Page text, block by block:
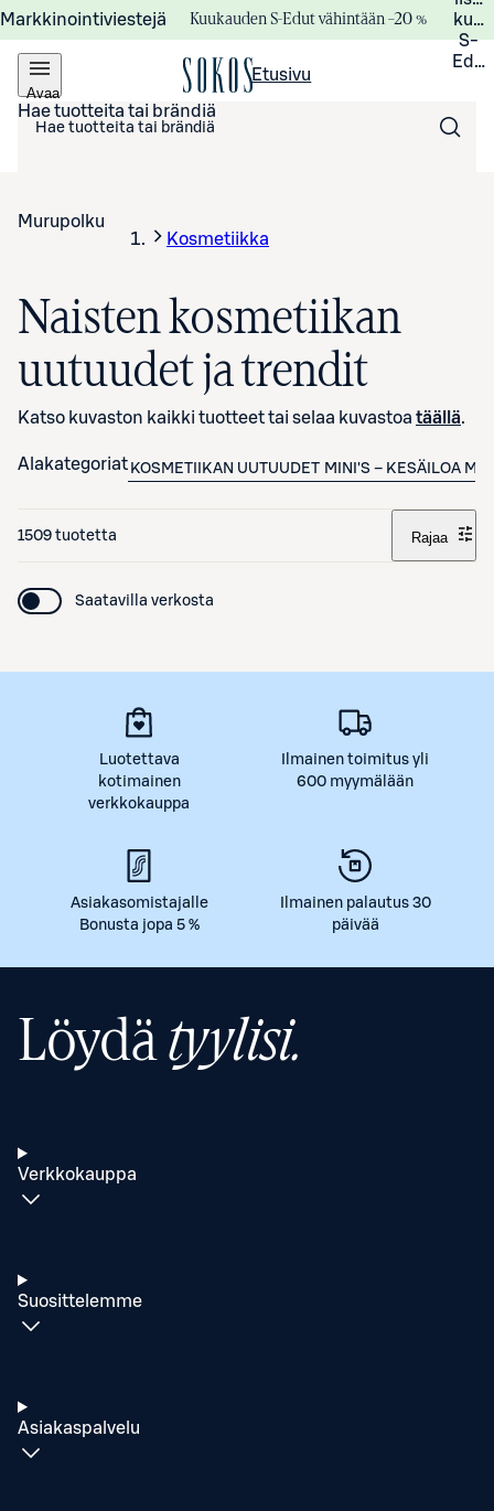
Markkinointiviestejä Kuukauden S-Edut vähintään –20 %
S-
Avaa
valikko
Etusivu
Hae tuotteita tai brändiä
Murupolku
Kosmetiikka
Naisten kosmetiikan
uutuudet ja trendit
Katso kuvaston kaikki tuotteet tai selaa kuvastoa täällä.
Alakategoriat KOSMETIIKAN UUTUUDET MINI'S – KESÄILOA
1509 tuotetta Rajaa
Saatavilla verkosta
Luotettava
kotimainen
verkkokauppa
Ilmainen toimitus yli
600 myymälään
Asiakasomistajalle
Bonusta jopa 5 %
Ilmainen palautus 30
päivää
Löydätyylisi.
Verkkokauppa
Suosittelemme
Asiakaspalvelu